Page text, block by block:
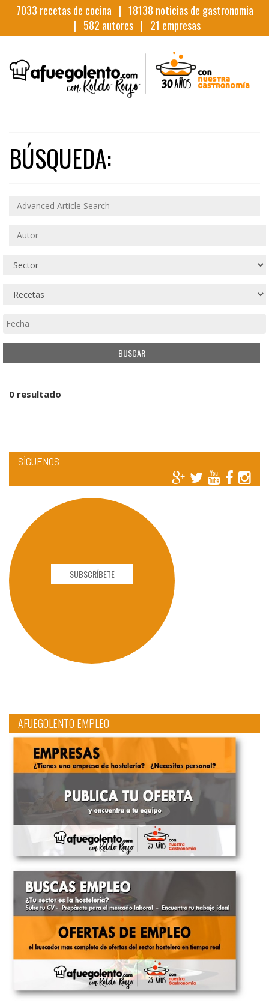
7033 recetas de cocina | 18138 noticias de gastronomia
| 582 autores | 21 empresas
BÚSQUEDA:
0 resultado
SÍGUENOS
SUBSCRÍBETE
AFUEGOLENTO EMPLEO